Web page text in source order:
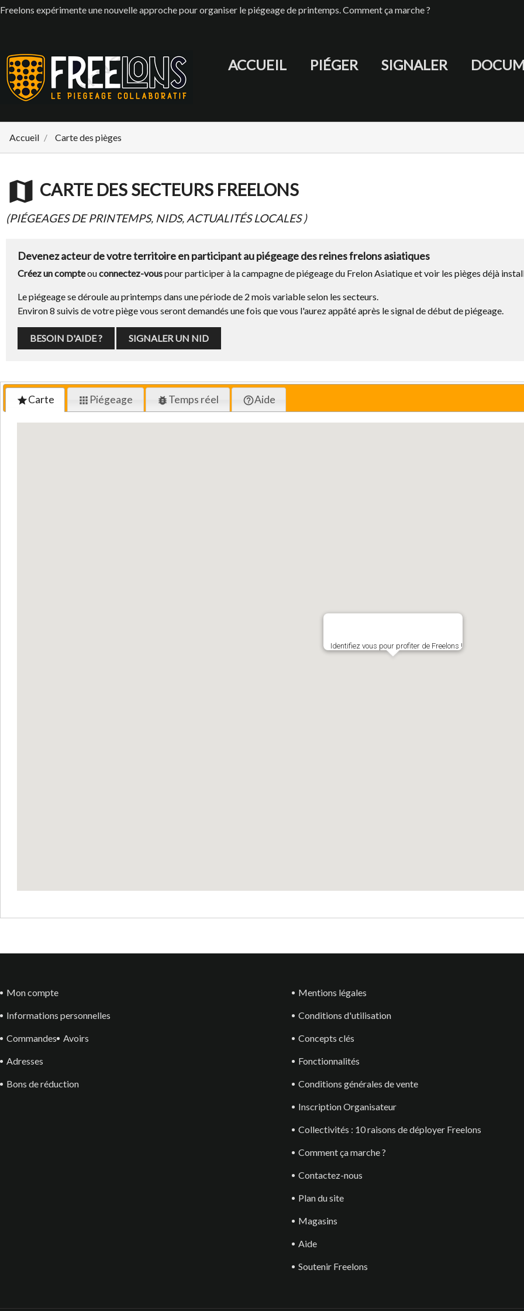
Freelons expérimente une nouvelle approche pour organiser le piégeage de printemps. Comment ça marche ?
ACCUEIL PIÉGER SIGNALER
Accueil Carte des pièges
map CARTE DES SECTEURS FREELONS
(PIÉGEAGES DE PRINTEMPS, NIDS, ACTUALITÉS LOCALES )
Devenez acteur de votre territoire en participant au piégeage des reines frelons asiatiques
Créez un compteouconnectez-vouspour participer à la campagne de piégeage du Frelon Asiatique et voir les pièges déjà
Le piégeage se déroule au printemps dans une période de 2 mois variable selon les secteurs.
Environ 8 suivis de votre piège vous seront demandés une fois que vous l'aurez appâté après le signal de début de piégeage.
BESOIN D'AIDE ? SIGNALER UN NID
starCarte apps Piégeage bug_report Temps réel help_outlineAide
Identifiez vous pour profiter de Freelons !
Mon compte
Informations personnelles
Commandes Avoirs
Adresses
Bons de réduction
Mentions légales
Conditions d'utilisation
Concepts clés
Fonctionnalités
Conditions générales de vente
Inscription Organisateur
Collectivités : 10 raisons de déployer Freelons
Comment ça marche ?
Contactez-nous
Plan du site
Magasins
Aide
Soutenir Freelons